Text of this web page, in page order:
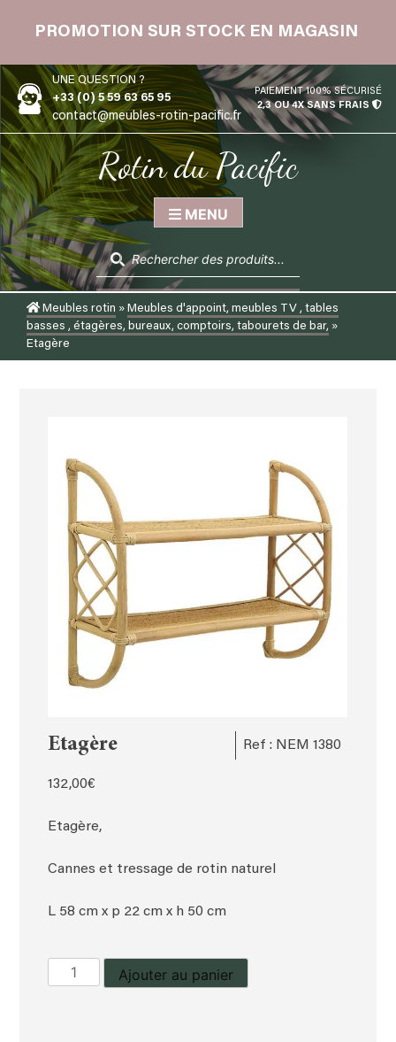
PROMOTION SUR STOCK EN MAGASIN
UNE QUESTION ?
+33 (0) 5 59 63 65 95
contact@meubles-rotin-pacific.fr
PAIEMENT 100% SÉCURISÉ
2,3 OU 4X SANS FRAIS
Rotin du Pacific
MENU
Recherche
de
produits
Meubles rotin » Meubles d'appoint, meubles TV , tables
basses , étagères, bureaux, comptoirs, tabourets de bar, »
Etagère
Etagère Ref : NEM 1380
132,00€
Etagère,
Cannes et tressage de rotin naturel
L 58 cm x p 22 cm x h 50 cm
quantité
de
Ajouter au panier